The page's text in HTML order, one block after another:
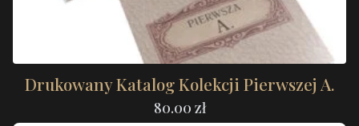
Drukowany Katalog Kolekcji Pierwszej A.
80.00 zł